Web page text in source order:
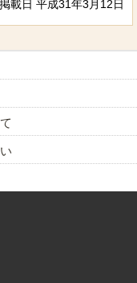
掲載日 平成31年3月12日